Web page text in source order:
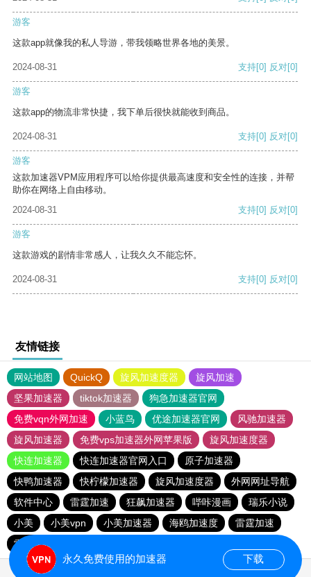
游客
这款app就像我的私人导游，带我领略世界各地的美景。
2024-08-31 支持[0] 反对[0]
游客
这款app的物流非常快捷，我下单后很快就能收到商品。
2024-08-31 支持[0] 反对[0]
游客
这款加速器VPM应用程序可以给你提供最高速度和安全性的连接，并帮
助你在网络上自由移动。
2024-08-31
支持[0] 反对[0]
游客
这款游戏的剧情非常感人，让我久久不能忘怀。
2024-08-31 支持[0] 反对[0]
友情链接
网站地图 QuickQ 旋风加速度器
旋风加速
坚果加速器
tiktok加速器
狗急加速器官网
免费vqn外网加速
小蓝鸟 优途加速器官网
风驰加速器
旋风加速器
免费vps加速器外网苹果版
旋风加速度器
快连加速器
快连加速器官网入口
原子加速器
快鸭加速器
快柠檬加速器 旋风加速度器
外网网址导航
软件中心
雷霆加速 狂飙加速器 哔咔漫画
瑞乐小说
小美
小美vpn 小美加速器 海鸥加速度
雷霆加速
雷霆加速版ins
永久免费使用的加速器 下载